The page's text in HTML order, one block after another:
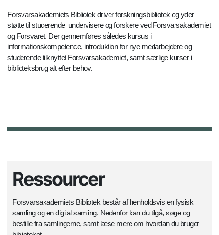
Forsvarsakademiets Bibliotek driver forskningsbibliotek og yder
støtte til studerende, undervisere og forskere ved Forsvarsakademiet
og Forsvaret. Der gennemføres således kursus i
informationskompetence, introduktion for nye medarbejdere og
studerende tilknyttet Forsvarsakademiet, samt særlige kurser i
biblioteksbrug alt efter behov.
Ressourcer
Forsvarsakademiets Bibliotek består af henholdsvis en fysisk
samling og en digital samling. Nedenfor kan du tilgå, søge og
bestille fra samlingerne, samt læse mere om hvordan du bruger